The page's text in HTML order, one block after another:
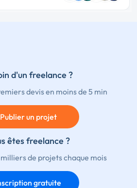
d'un freelance ?
devis en moins de 5 min
Publier un projet
êtes freelance ?
de projets chaque mois
gratuite